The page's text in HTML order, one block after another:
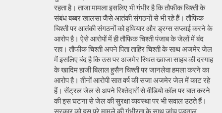
रहता है। ताजा मामला इसलिए भी गंभीर है कि तौफीक चिश्ती के
संबंध बब्बर खालसा जैसे आतंकी संगठनों से भी रहे हैं। तौफिक
चिश्ती पर आतंकी संगठनों को हथियार और ड्रग्स सप्लाई करने के
आरोप है। ऐसे आरोपों में ही तौफिक चिश्ती पंजाब के जेलों में बंद
रहा। तौफीक चिश्ती अपने पिता ताहिर चिश्ती के साथ अजमेर जेल
में इसलिए बंद है कि उस पर अजमेर स्थित ख्वाजा साहब की दरगाह
के खादिम हाजी बिलाल हुसैन चिश्ती पर जानलेवा हमला करने का
आरोप है। तीनों आरोपी सात वर्ष की सजा अजमेर जेल में काट रहे
हैं। सेंट्रल जेल से अपने रिश्तेदारों से वीडियो कॉल पर बात करने
की इस घटना से जेल की सुरक्षा व्यवस्था पर भी सवाल उठते हैं।